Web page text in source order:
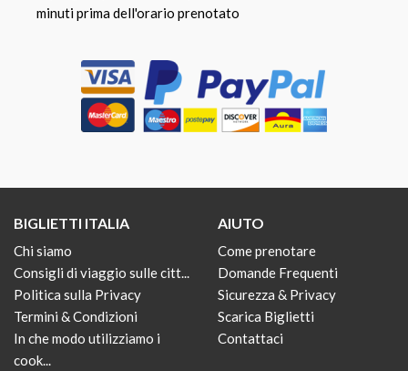
minuti prima dell'orario prenotato
BIGLIETTI ITALIA
Chi siamo
Consigli di viaggio sulle citt...
Politica sulla Privacy
Termini & Condizioni
In che modo utilizziamo i
cook...
AIUTO
Come prenotare
Domande Frequenti
Sicurezza & Privacy
Scarica Biglietti
Contattaci